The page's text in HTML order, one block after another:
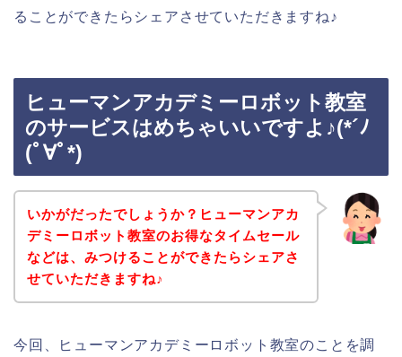
ることができたらシェアさせていただきますね♪
ヒューマンアカデミーロボット教室
のサービスはめちゃいいですよ♪(*´ﾉ
(ﾟ∀ﾟ*)
いかがだったでしょうか？ヒューマンアカ
デミーロボット教室のお得なタイムセール
などは、みつけることができたらシェアさ
せていただきますね♪
今回、ヒューマンアカデミーロボット教室のことを調